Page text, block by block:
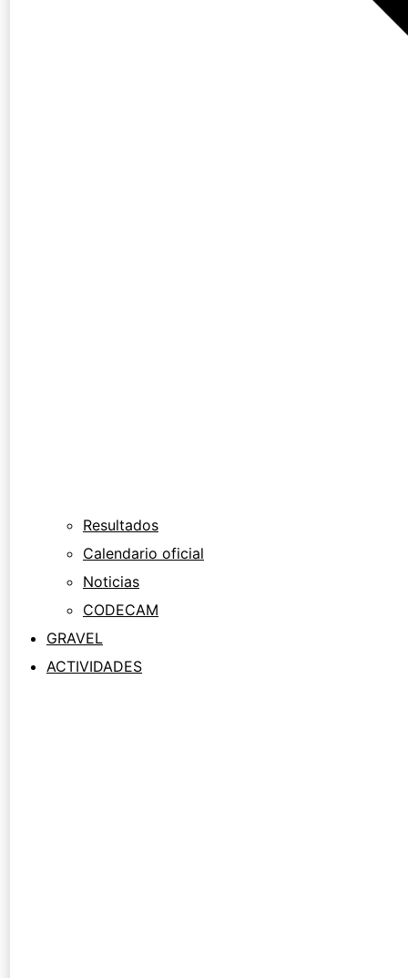
Resultados
Calendario oficial
Noticias
CODECAM
GRAVEL
ACTIVIDADES